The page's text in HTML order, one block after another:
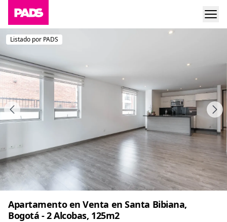
Listado por PADS
Apartamento en Venta en Santa Bibiana,
Bogotá - 2 Alcobas, 125m2